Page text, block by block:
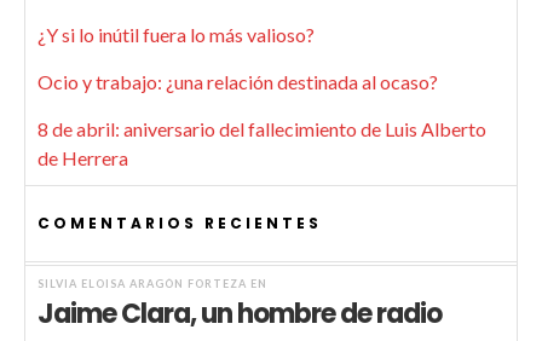
¿Y si lo inútil fuera lo más valioso?
Ocio y trabajo: ¿una relación destinada al ocaso?
8 de abril: aniversario del fallecimiento de Luis Alberto
de Herrera
COMENTARIOS RECIENTES
SILVIA ELOISA ARAGÓN FORTEZA EN
Jaime Clara, un hombre de radio